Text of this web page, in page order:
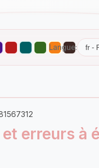
Langue:
erreurs à